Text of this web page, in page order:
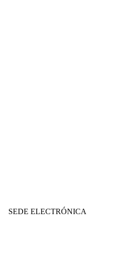
SEDE ELECTRÓNICA